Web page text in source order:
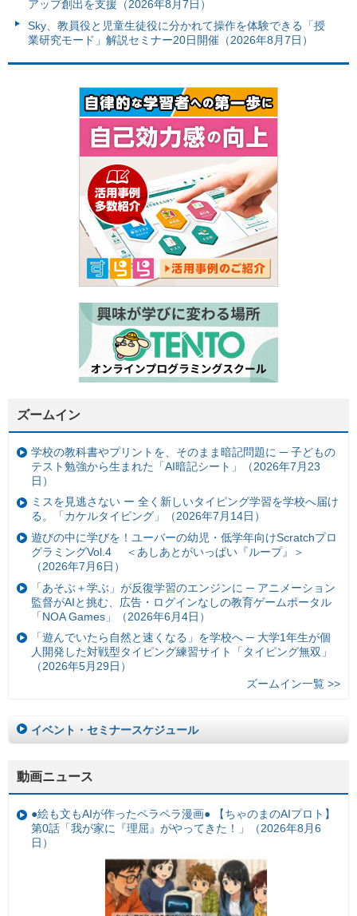
アップ創出を支援（2026年8月7日）
Sky、教員役と児童生徒役に分かれて操作を体験できる「授
業研究モード」解説セミナー20日開催（2026年8月7日）
ズームイン
学校の教科書やプリントを、そのまま暗記問題に ─ 子どもの
テスト勉強から生まれた「AI暗記シート」（2026年7月23
日）
ミスを見逃さない ー 全く新しいタイピング学習を学校へ届け
る。「カケルタイピング」（2026年7月14日）
遊びの中に学びを！ユーバーの幼児・低学年向けScratchプロ
グラミングVol.4 ＜あしあとがいっぱい『ループ』＞
（2026年7月6日）
「あそぶ＋学ぶ」が反復学習のエンジンに ─ アニメーション
監督がAIと挑む、広告・ログインなしの教育ゲームポータル
「NOA Games」（2026年6月4日）
「遊んでいたら自然と速くなる」を学校へ ─ 大学1年生が個
人開発した対戦型タイピング練習サイト「タイピング無双」
（2026年5月29日）
ズームイン一覧 >>
イベント・セミナースケジュール
動画ニュース
●絵も文もAIが作ったペラペラ漫画● 【ちゃのまのAIプロト】
第0話「我が家に『理屈』がやってきた！」（2026年8月6
日）